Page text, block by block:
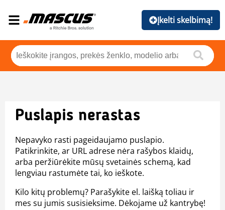
Įkelti skelbimą!
Puslapis nerastas
Nepavyko rasti pageidaujamo puslapio.
Patikrinkite, ar URL adrese nėra rašybos klaidų,
arba peržiūrėkite mūsų svetainės schemą, kad
lengviau rastumėte tai, ko ieškote.
Kilo kitų problemų? Parašykite el. laišką toliau ir
mes su jumis susisieksime. Dėkojame už kantrybę!